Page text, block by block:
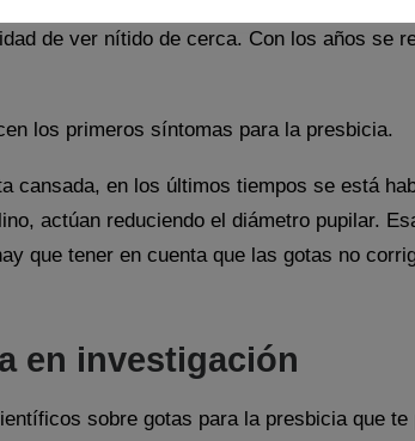
de ver nítido de cerca. Con los años se
los primeros síntomas para la presbicia.
cansada, en los últimos tiempos se está
actúan reduciendo el diámetro pupilar.
que tener en cuenta que las gotas no
en investigación
sobre gotas para la presbicia que te